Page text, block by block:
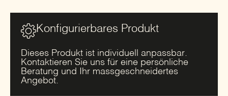
Konfigurierbares Produkt
Dieses Produkt ist individuell anpassbar.
Kontaktieren Sie uns für eine persönliche
Beratung und Ihr massgeschneidertes
Angebot.